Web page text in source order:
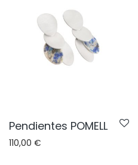
Pendientes POMELL
110,00 €